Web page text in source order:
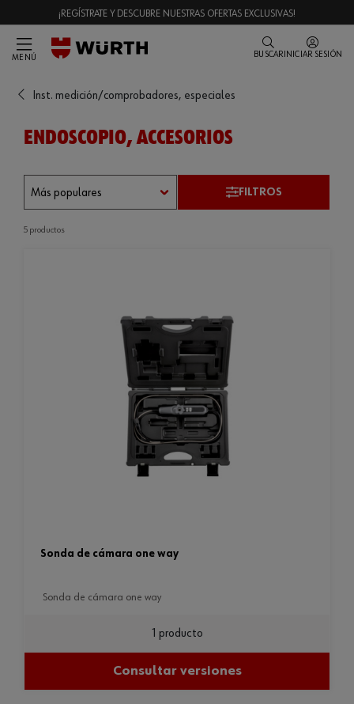
¡REGÍSTRATE Y DESCUBRE NUESTRAS OFERTAS EXCLUSIVAS!
MENÚ BUSCAR INICIAR SESIÓN
Inst. medición/comprobadores, especiales
ENDOSCOPIO, ACCESORIOS
FILTROS
5 productos
sonda de cámara one way
sonda de cámara one way
1 producto
Consultar versiones